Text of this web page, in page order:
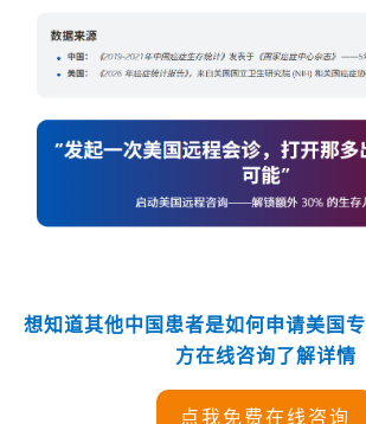
想知道其他中国患者是如何申请美国
方在线咨询了解详情
点我免费在线咨询